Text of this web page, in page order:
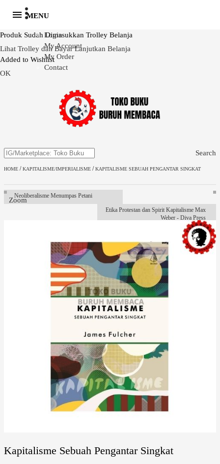
Produk Sudah Dimasukkan Trolley Belanja
Lihat Trolley dan Bayar Lanjutkan Belanja
Added to Wishlist
OK
MENU
Login
My Account
My Order
Contact
Search
HOME /KAPITALISME/IMPERIALISME /KAPITALISME SEBUAH PENGANTAR SINGKAT
Neoliberalisme Menumpas Petani
Etika Protestan dan Spirit Kapitalisme Max
Weber - Diva Press
Zoom
Kapitalisme Sebuah Pengantar Singkat